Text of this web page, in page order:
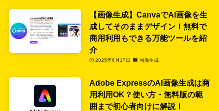
【画像生成】CanvaでAI画像を生
成してそのままデザイン！無料で
商用利用もできる万能ツールを紹
介
2025年6月17日 画像生成
Adobe ExpressのAI画像生成は商
用利用OK？使い方・無料版の範
囲まで初心者向けに解説！